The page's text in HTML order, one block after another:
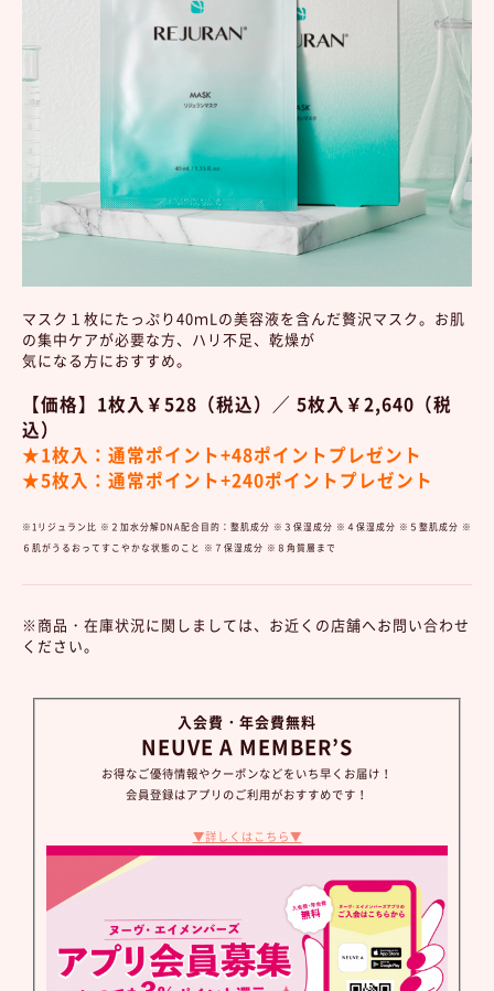
マスク１枚にたっぷり40ｍLの美容液を含んだ贅沢マスク。お肌
の集中ケアが必要な方、ハリ不足、乾燥が
気になる方におすすめ。
【価格】1枚入￥528（税込）／ 5枚入￥2,640（税
込）
★1枚入：通常ポイント+48ポイントプレゼント
★5枚入：通常ポイント+240ポイントプレゼント
※1リジュラン比 ※２加水分解DNA配合目的：整肌成分 ※３保湿成分 ※４保湿成分 ※５整肌成分 ※
６肌がうるおってすこやかな状態のこと ※７保湿成分 ※８角質層まで
※商品・在庫状況に関しましては、お近くの店舗へお問い合わせ
ください。
入会費・年会費無料
NEUVE A MEMBER’S
お得なご優待情報やクーポンなどをいち早くお届け！
会員登録はアプリのご利用がおすすめです！
▼詳しくはこちら▼